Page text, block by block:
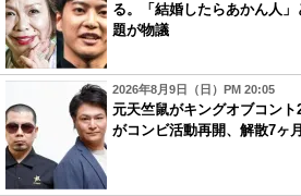
る。「結婚したらあかん人
題が物議
2026年8月9日（日）PM 20:05
元天竺鼠がキングオブコン
がコンビ活動再開、解散7ヶ